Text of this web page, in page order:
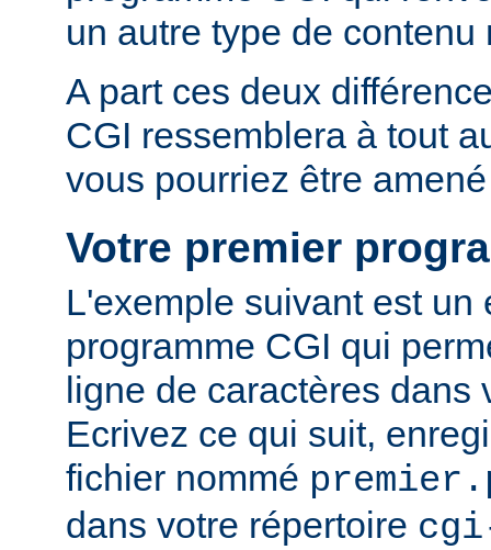
un autre type de contenu
A part ces deux
CGI ressemblera à tout
vous pourriez être
Votre premier
L'exemple suivant est un
programme CGI qui
ligne de caractères dans
Ecrivez ce qui suit,
fichier nommé
dans votre répertoire